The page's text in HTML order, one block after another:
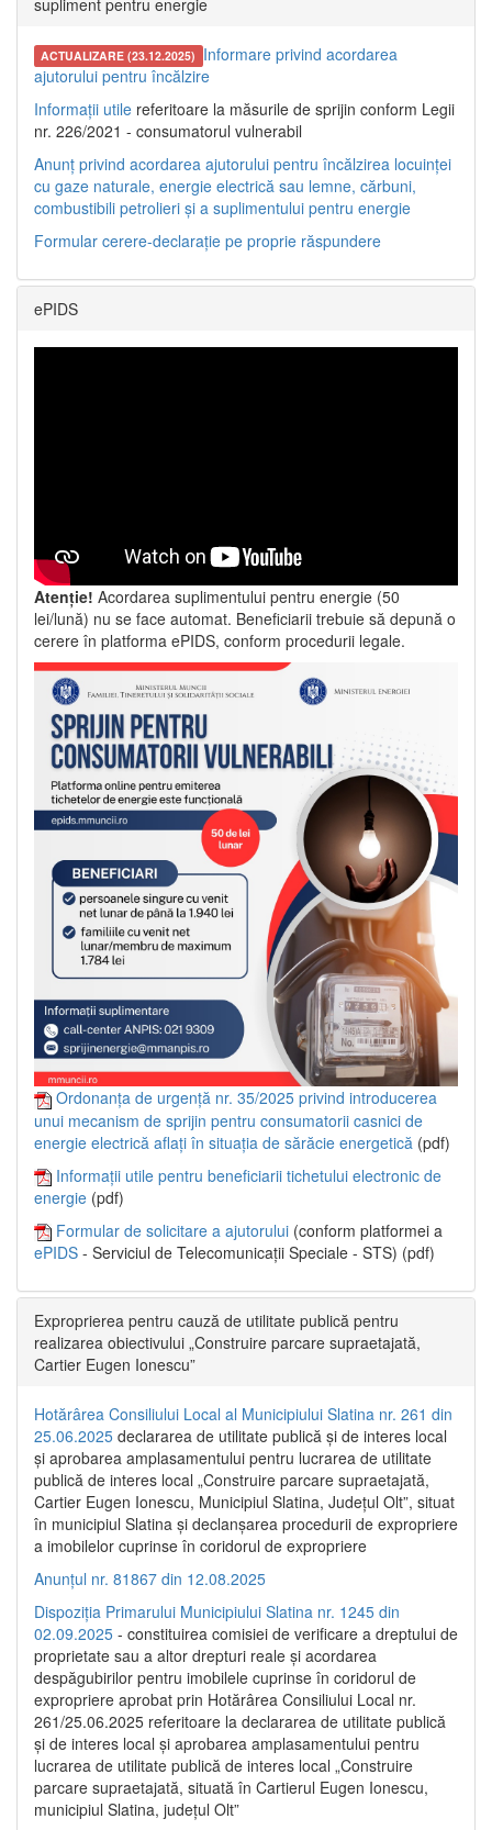
supliment pentru energie
ACTUALIZARE (23.12.2025) Informare privind acordarea
ajutorului pentru încălzire
Informații utile referitoare la măsurile de sprijin conform Legii
nr. 226/2021 - consumatorul vulnerabil
Anunț privind acordarea ajutorului pentru încălzirea locuinței
cu gaze naturale, energie electrică sau lemne, cărbuni,
combustibili petrolieri și a suplimentului pentru energie
Formular cerere-declarație pe proprie răspundere
ePIDS
Atenție! Acordarea suplimentului pentru energie (50
lei/lună) nu se face automat. Beneficiarii trebuie să depună o
cerere în platforma ePIDS, conform procedurii legale.
Ordonanța de urgență nr. 35/2025 privind introducerea
unui mecanism de sprijin pentru consumatorii casnici de
energie electrică aflați în situația de sărăcie energetică (pdf)
Informații utile pentru beneficiarii tichetului electronic de
energie (pdf)
Formular de solicitare a ajutorului (conform platformei a
ePIDS - Serviciul de Telecomunicații Speciale - STS) (pdf)
Exproprierea pentru cauză de utilitate publică pentru
realizarea obiectivului „Construire parcare supraetajată,
Cartier Eugen Ionescu”
Hotărârea Consiliului Local al Municipiului Slatina nr. 261 din
25.06.2025 declararea de utilitate publică și de interes local
și aprobarea amplasamentului pentru lucrarea de utilitate
publică de interes local „Construire parcare supraetajată,
Cartier Eugen Ionescu, Municipiul Slatina, Județul Olt”, situat
în municipiul Slatina și declanșarea procedurii de expropriere
a imobilelor cuprinse în coridorul de expropriere
Anunțul nr. 81867 din 12.08.2025
Dispoziția Primarului Municipiului Slatina nr. 1245 din
02.09.2025 - constituirea comisiei de verificare a dreptului de
proprietate sau a altor drepturi reale și acordarea
despăgubirilor pentru imobilele cuprinse în coridorul de
expropriere aprobat prin Hotărârea Consiliului Local nr.
261/25.06.2025 referitoare la declararea de utilitate publică
și de interes local și aprobarea amplasamentului pentru
lucrarea de utilitate publică de interes local „Construire
parcare supraetajată, situată în Cartierul Eugen Ionescu,
municipiul Slatina, județul Olt”